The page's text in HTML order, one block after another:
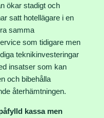
ökar stadigt och
satt hotellägare i en
samma
som tidigare men
teknikinvesteringar
insatser som kan
och bibehålla
återhämtningen.
kassa men